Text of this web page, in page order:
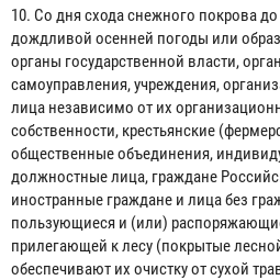
10. Со дня схода снежного покрова
дождливой осенней погоды или
органы государственной власти,
самоуправления, учреждения,
лица независимо от их
собственности, крестьянские
общественные объединения,
должностные лица, граждане
иностранные граждане и лица без
пользующиеся и (или)
прилегающей к лесу (покрытые
обеспечивают их очистку от сухой